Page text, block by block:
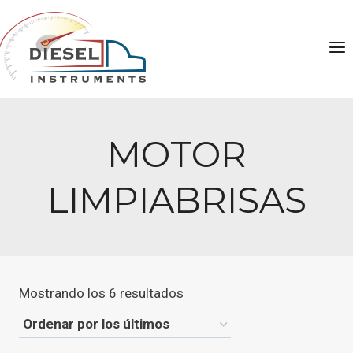
Saltar
al
contenido
MOTOR
LIMPIABRISAS
Mostrando los 6 resultados
los